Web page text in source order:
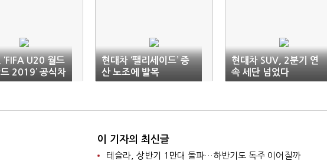
‘FIFA U20 월드
2019’ 공식차
현대차 ‘팰리세이드’ 증
산 노조에 발목
현대차 SUV, 2분기 연
속 세단 넘었다
이 기자의 최신글
테슬라, 상반기 1만대 돌파…하반기도 독주 이어질까